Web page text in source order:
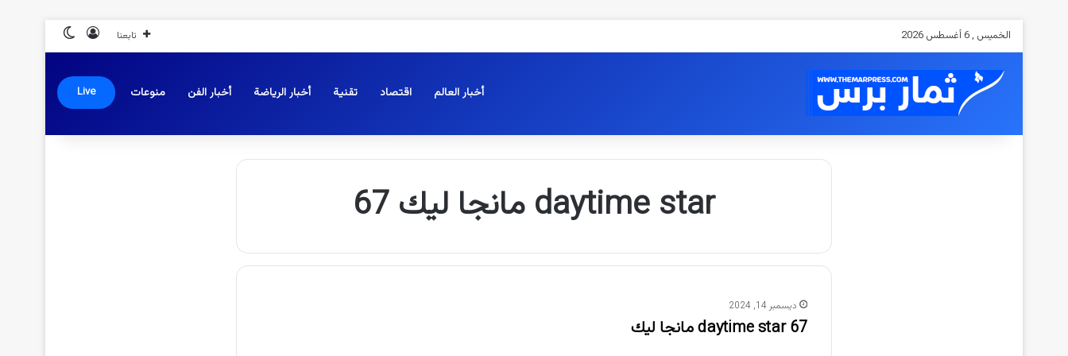
الخميس , 6 أغسطس 2026 تابعنا تسجيل الدخول
أخبار العالم اقتصاد تقنية أخبار الرياضة أخبار الفن منوعات Live
daytime star مانجا ليك 67
ديسمبر 14, 2024
67 daytime star مانجا ليك